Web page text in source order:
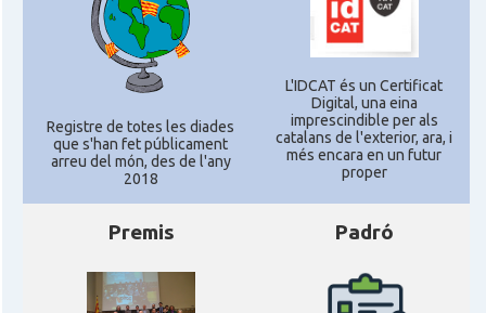
* + ambaixades i consolats
Registre de totes les diades
que s'han fet públicament
arreu del món, des de l'any
2018
L'IDCAT és un Certificat
Digital, una eina
imprescindible per als
catalans de l'exterior, ara, i
més encara en un futur
proper
Premis Padró